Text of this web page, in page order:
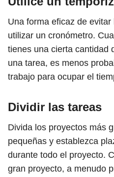
Una forma eficaz de
utilizar un cronómetro.
tienes una cierta cantidad
una tarea, es menos
trabajo para ocupar el
Dividir las tareas
Divida los proyectos más
pequeñas y establezca
durante todo el proyecto.
gran proyecto, a menudo